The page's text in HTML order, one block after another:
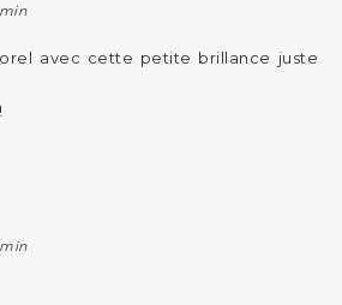
avec cette petite brillance juste